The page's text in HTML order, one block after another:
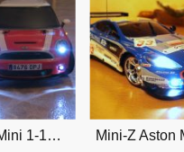
BMW Mini 1-10 RC Car